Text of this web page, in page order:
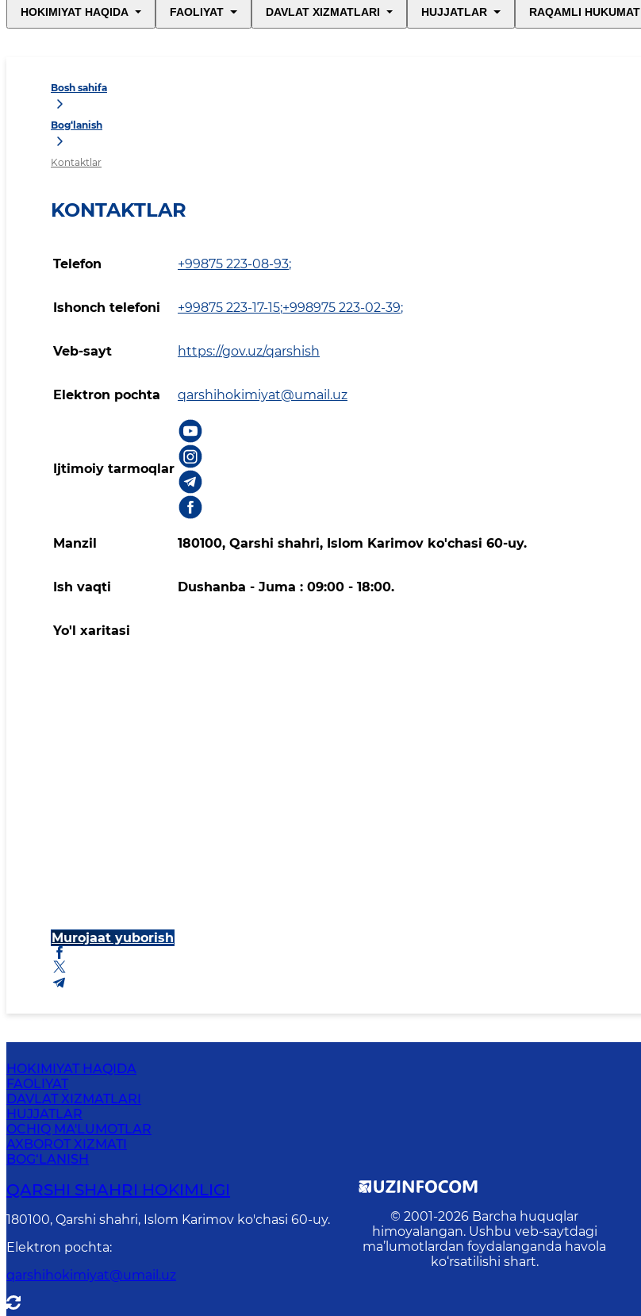
HOKIMIYAT HAQIDA FAOLIYAT DAVLAT XIZMATLARI HUJJATLAR RAQAMLI HUKUMAT
Bosh sahifa
Bog‘lanish
Kontaktlar
KONTAKTLAR
Telefon +99875 223-08-93;
Ishonch telefoni +99875 223-17-15;+998975 223-02-39;
Veb-sayt https://gov.uz/qarshish
Elektron pochta qarshihokimiyat@umail.uz
Ijtimoiy tarmoqlar
Manzil 180100, Qarshi shahri, Islom Karimov ko'chasi 60-uy.
Ish vaqti Dushanba - Juma : 09:00 - 18:00.
Yo'l xaritasi
Murojaat yuborish
HOKIMIYAT HAQIDA
FAOLIYAT
DAVLAT XIZMATLARI
HUJJATLAR
OCHIQ MA'LUMOTLAR
AXBOROT XIZMATI
BOG‘LANISH
QARSHI SHAHRI HOKIMLIGI
180100, Qarshi shahri, Islom Karimov ko'chasi 60-uy.
Elektron pochta:
qarshihokimiyat@umail.uz
© 2001-2026 Barcha huquqlar
himoyalangan. Ushbu veb-saytdagi
ma’lumotlardan foydalanganda havola
ko‘rsatilishi shart.